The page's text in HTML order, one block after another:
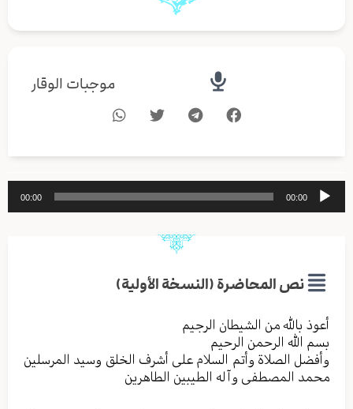
موجبات الوقار
مشغل
الصوت
00:00
00:00
نص المحاضرة (النسخة الأولية)
أعوذ بالله من الشیطان الرجیم
بسم الله الرحمن الرحیم
وأفضل الصلاة وأتم السلام علی أشرف الخلق وسید المرسلین
محمد المصطفی وآله الطیبین الطاهرین